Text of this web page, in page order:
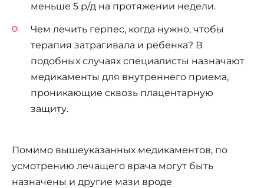
меньше 5 р/д на протяжении недели.
Чем лечить герпес, когда нужно, чтобы
терапия затрагивала и ребенка? В
подобных случаях специалисты назначают
медикаменты для внутреннего приема,
проникающие сквозь плацентарную
защиту.
Помимо вышеуказанных медикаментов, по
усмотрению лечащего врача могут быть
назначены и другие мази вроде